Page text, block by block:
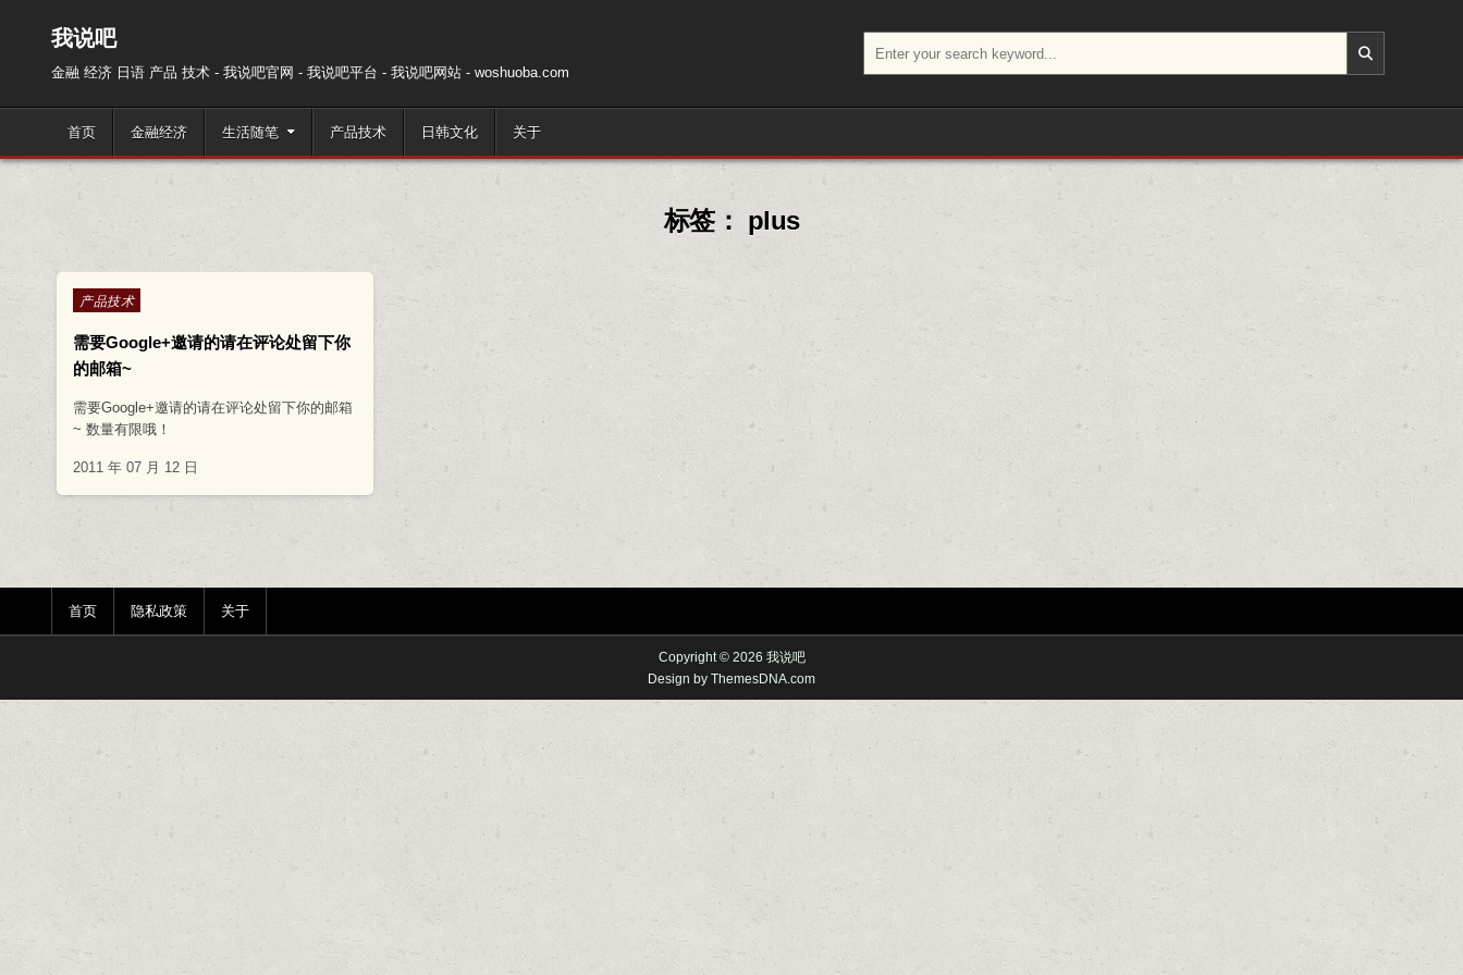
我说吧
金融 经济 日语 产品 技术 - 我说吧官网 - 我说吧平台 - 我说吧网站 - woshuoba.com
首页 金融经济 生活随笔 产品技术 日韩文化 关于
标签： plus
Posted in
产品技术
需要Google+邀请的请在评论处留下你
的邮箱~
需要Google+邀请的请在评论处留下你的邮箱
~ 数量有限哦！
2011 年 07 月 12 日
首页 隐私政策 关于
Copyright © 2026 我说吧
Design by ThemesDNA.com